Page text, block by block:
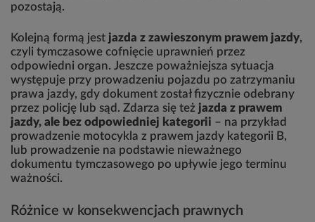
pozostają.
Kolejną formą jest jazda z zawieszonym prawem jazdy,
czyli tymczasowe cofnięcie uprawnień przez
odpowiedni organ. Jeszcze poważniejsza sytuacja
występuje przy prowadzeniu pojazdu po zatrzymaniu
prawa jazdy, gdy dokument został fizycznie odebrany
przez policję lub sąd. Zdarza się też jazda z prawem
jazdy, ale bez odpowiedniej kategorii – na przykład
prowadzenie motocykla z prawem jazdy kategorii B,
lub prowadzenie na podstawie nieważnego
dokumentu tymczasowego po upływie jego terminu
ważności.
Różnice w konsekwencjach prawnych